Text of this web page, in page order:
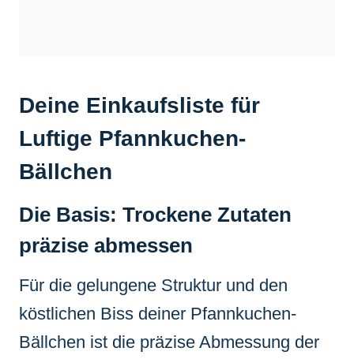
Deine Einkaufsliste für
Luftige Pfannkuchen-
Bällchen
Die Basis: Trockene Zutaten
präzise abmessen
Für die gelungene Struktur und den
köstlichen Biss deiner Pfannkuchen-
Bällchen ist die präzise Abmessung der